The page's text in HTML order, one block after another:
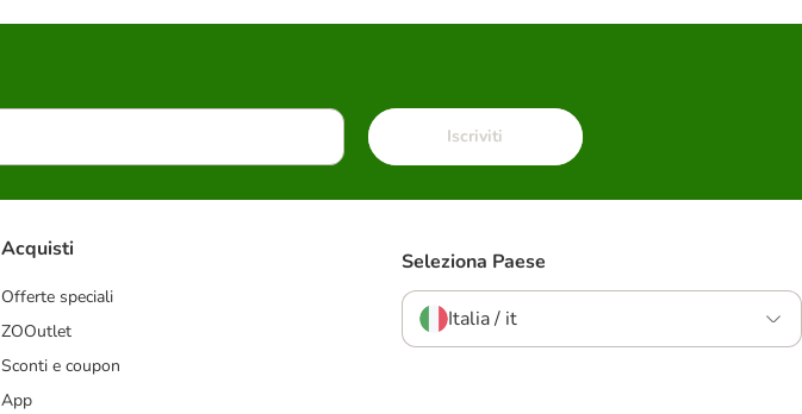
Iscriviti
Acquisti
Offerte speciali
ZOOutlet
Sconti e coupon
App
Seleziona Paese
Italia / it